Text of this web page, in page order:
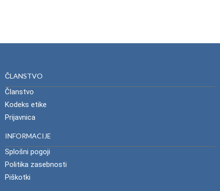
ČLANSTVO
Članstvo
Kodeks etike
Prijavnica
INFORMACIJE
Splošni pogoji
Politika zasebnosti
Piškotki